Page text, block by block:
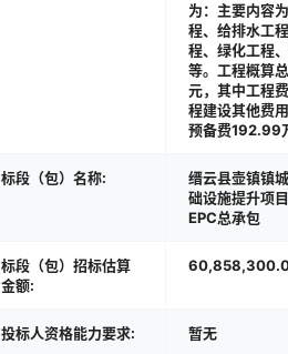
为：主要内容
程、给排水工
程、绿化工程
等。工程概算
元，其中工程
程建设其他费
预备费192.99
标段（包）名称:
缙云县壶镇镇
础设施提升项
EPC总承包
标段（包）招标估算
金额:
投标人资格能力要求: 暂无